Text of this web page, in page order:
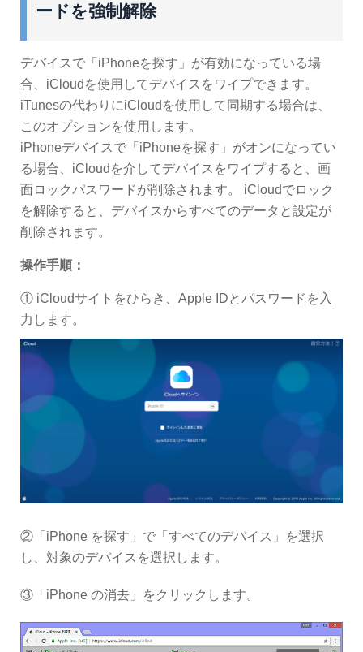
ードを強制解除
デバイスで「iPhoneを探す」が有効になっている場
合、iCloudを使用してデバイスをワイプできます。
iTunesの代わりにiCloudを使用して同期する場合は、
このオプションを使用します。
iPhoneデバイスで「iPhoneを探す」がオンになってい
る場合、iCloudを介してデバイスをワイプすると、画
面ロックパスワードが削除されます。 iCloudでロック
を解除すると、デバイスからすべてのデータと設定が
削除されます。
操作手順：
① iCloudサイトをひらき、Apple IDとパスワードを入
力します。
②「iPhone を探す」で「すべてのデバイス」を選択
し、対象のデバイスを選択します。
③「iPhone の消去」をクリックします。